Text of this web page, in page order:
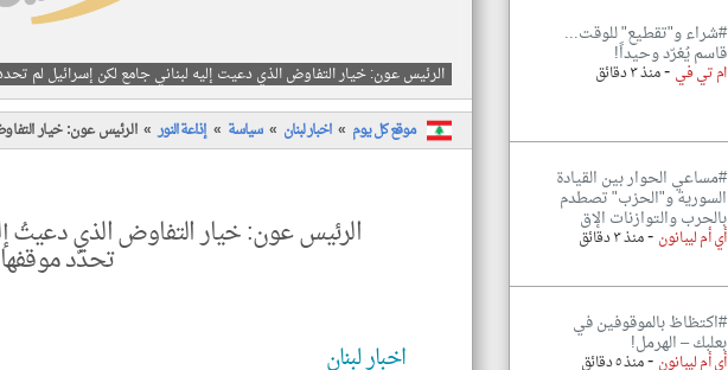
الرئيس عون: خيار التفاوض الذي دعيت إليه لبناني جامع لكن إسرائيل لم
موقع كل يوم اخبار لبنان سياسة إذاعة النور الرئيس عون: خيار
الرئيس عون: خيار التفاوض الذي دعيتُ
تحدّد
اخبار لبنان
#شراء و"تقطيع" للوقت...
قاسم يُغرّد وحيداً!
ام تي في-منذ ٣ دقائق
#مساعي الحوار بين القيادة
السورية و"الحزب" تصطدم
بالحرب والتوازنات الإق
أي أم ليبانون -منذ ٣ دقائق
#اكتظاظ بالموقوفين في
بعلبك – الهرمل!
أي أم ليبانون-منذ ٥ دقائق